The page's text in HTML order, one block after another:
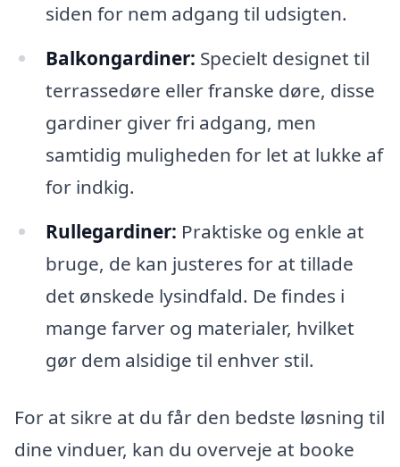
siden for nem adgang til udsigten.
Balkongardiner: Specielt designet til
terrassedøre eller franske døre, disse
gardiner giver fri adgang, men
samtidig muligheden for let at lukke af
for indkig.
Rullegardiner: Praktiske og enkle at
bruge, de kan justeres for at tillade
det ønskede lysindfald. De findes i
mange farver og materialer, hvilket
gør dem alsidige til enhver stil.
For at sikre at du får den bedste løsning til
dine vinduer, kan du overveje at booke